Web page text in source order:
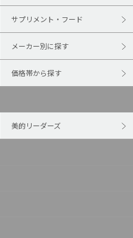
サプリメント・フード
メーカー別に探す
価格帯から探す
美的リーダーズ